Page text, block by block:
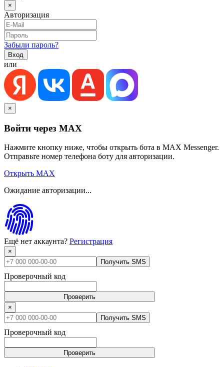
×
Авторизация
Забыли пароль?
или
×
Войти через MAX
Нажмите кнопку ниже, чтобы открыть бота в MAX Messenger.
Отправьте номер телефона боту для авторизации.
Открыть MAX
Ожидание авторизации...
Ещё нет аккаунта? Регистрация
×
Получить SMS
Проверочный код
Проверить
×
Получить SMS
Проверочный код
Проверить